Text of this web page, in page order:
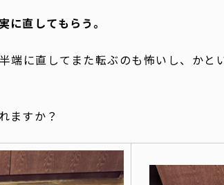
直してもらう。
端に直してまた転ぶのも怖いし、かと
ますか？